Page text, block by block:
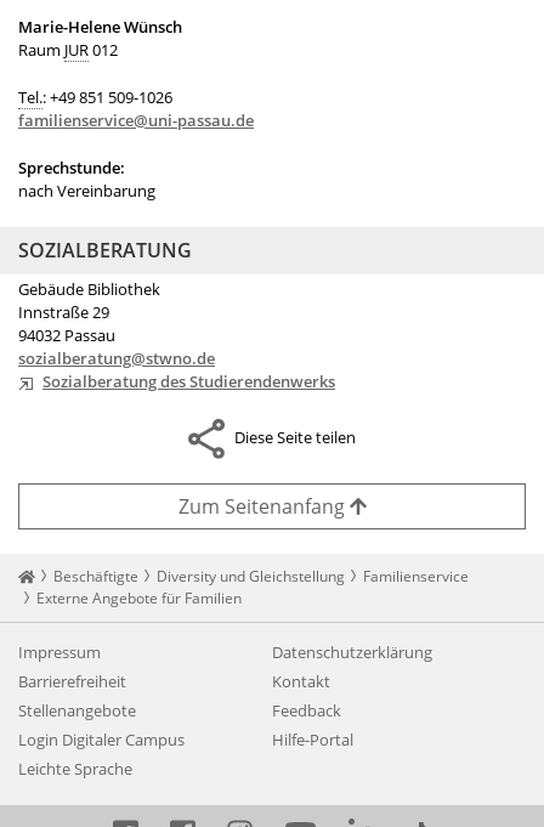
Marie-Helene Wünsch
Raum JUR012
Tel.: +49 851 509-1026
familienservice@uni-passau.de
Sprechstunde:
nach Vereinbarung
SOZIALBERATUNG
Gebäude Bibliothek
Innstraße 29
94032 Passau
sozialberatung@stwno.de
Sozialberatung des Studierendenwerks
Diese Seite teilen
Zum Seitenanfang
Startseite
Beschäftigte Diversity und Gleichstellung
Familienservice
Externe Angebote für Familien
Impressum
Datenschutzerklärung
Barrierefreiheit
Kontakt
Stellenangebote
Feedback
Login Digitaler Campus
Hilfe-Portal
Leichte Sprache